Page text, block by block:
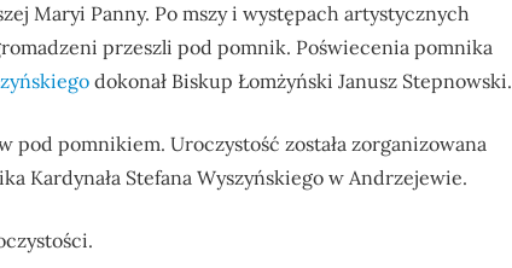
Maryi Panny. Po mszy i występach artystycznych
przeszli pod pomnik. Poświecenia pomnika
dokonał Biskup Łomżyński Janusz Stepnowski.
pod pomnikiem. Uroczystość została zorganizowana
Kardynała Stefana Wyszyńskiego w Andrzejewie.